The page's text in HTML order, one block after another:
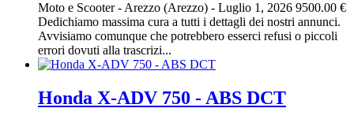
Moto e Scooter- Arezzo (Arezzo) - Luglio 1, 2026 9500.00 €
Dedichiamo massima cura a tutti i dettagli dei nostri annunci.
Avvisiamo comunque che potrebbero esserci refusi o piccoli
errori dovuti alla trascrizi...
Honda X-ADV 750 - ABS DCT